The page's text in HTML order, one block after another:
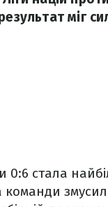
міг
стала